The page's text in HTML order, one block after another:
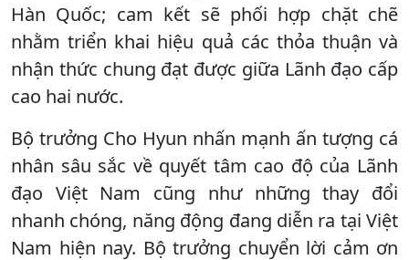
Hàn Quốc; cam kết sẽ phối hợp chặt chẽ
nhằm triển khai hiệu quả các thỏa thuận và
nhận thức chung đạt được giữa Lãnh đạo cấp
cao hai nước.
Bộ trưởng Cho Hyun nhấn mạnh ấn tượng cá
nhân sâu sắc về quyết tâm cao độ của Lãnh
đạo Việt Nam cũng như những thay đổi
nhanh chóng, năng động đang diễn ra tại Việt
Nam hiện nay. Bộ trưởng chuyển lời cảm ơn